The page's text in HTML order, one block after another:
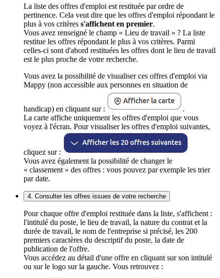
La liste des offres d'emploi est restituée par ordre de
pertinence. Cela veut dire que les offres d'emploi répondant le
plus à vos critères s'affichent en premier.
Vous avez renseigné le champ « Lieu de travail » ? La liste
restitue les offres répondant le plus à vos critères. Parmi
celles-ci sont d'abord restituées les offres dont le lieu de travail
est le plus proche de votre recherche.
Vous avez la possibilité de visualiser ces offres d'emploi via
Mappy (non accessible aux personnes en situation de
handicap) en cliquant sur :
.
La carte affiche uniquement les offres d'emploi que vous
voyez à l'écran. Pour visualiser les offres d'emploi suivantes,
cliquez sur :
Vous avez également la possibilité de changer le
« classement » des offres : vous pouvez par exemple les trier
par date.
4. Consulter les offres issues de votre recherche
Pour chaque offre d'emploi restituée dans la liste, s'affichent :
l'intitulé du poste, le lieu de travail, la nature du contrat et la
durée de travail, le nom de l'entreprise si précisé, les 200
premiers caractères du descriptif du poste, la date de
publication de l'offre.
Vous accédez au détail d'une offre en cliquant sur son intitulé
ou sur le logo sur la gauche. Vous retrouvez :